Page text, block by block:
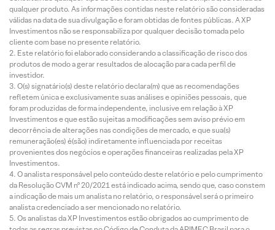
qualquer produto. As informações contidas neste relatório são consideradas
válidas na data de sua divulgação e foram obtidas de fontes públicas. A XP
Investimentos não se responsabiliza por qualquer decisão tomada pelo
cliente com base no presente relatório.
Este relatório foi elaborado considerando a classificação de risco dos
produtos de modo a gerar resultados de alocação para cada perfil de
investidor.
O(s) signatário(s) deste relatório declara(m) que as recomendações
refletem única e exclusivamente suas análises e opiniões pessoais, que
foram produzidas de forma independente, inclusive em relação à XP
Investimentos e que estão sujeitas a modificações sem aviso prévio em
decorrência de alterações nas condições de mercado, e que sua(s)
remuneração(es) é(são) indiretamente influenciada por receitas
provenientes dos negócios e operações financeiras realizadas pela XP
Investimentos.
O analista responsável pelo conteúdo deste relatório e pelo cumprimento
da Resolução CVM nº 20/2021 está indicado acima, sendo que, caso constem
a indicação de mais um analista no relatório, o responsável será o primeiro
analista credenciado a ser mencionado no relatório.
Os analistas da XP Investimentos estão obrigados ao cumprimento de